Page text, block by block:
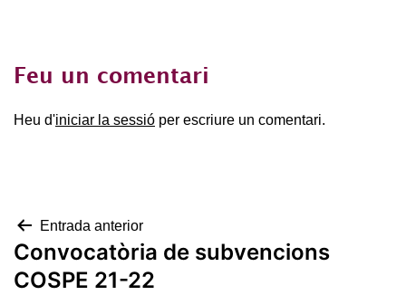
Feu un comentari
Heu d'iniciar la sessió per escriure un comentari.
Navegació
d'entrades
Entrada anterior
Convocatòria de subvencions
COSPE 21-22